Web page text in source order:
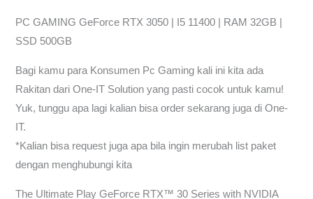
PC GAMING GeForce RTX 3050 | I5 11400 | RAM 32GB |
SSD 500GB
Bagi kamu para Konsumen Pc Gaming kali ini kita ada
Rakitan dari One-IT Solution yang pasti cocok untuk kamu!
Yuk, tunggu apa lagi kalian bisa order sekarang juga di One-
IT.
*Kalian bisa request juga apa bila ingin merubah list paket
dengan menghubungi kita
The Ultimate Play GeForce RTX™ 30 Series with NVIDIA